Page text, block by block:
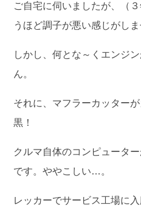
ご自宅に伺いましたが、（
うほど調子が悪い感じがしま
しかし、何とな～くエンジ
ん。
それに、マフラーカッター
黒！
クルマ自体のコンピュータ
です。ややこしい…。
レッカーでサービス工場に